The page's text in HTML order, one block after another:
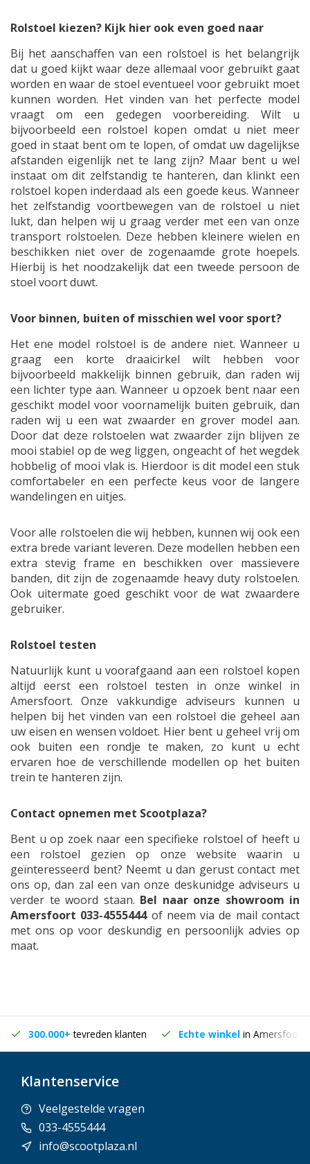
Rolstoel kiezen? Kijk hier ook even goed naar
Bij het aanschaffen van een rolstoel is het belangrijk
dat u goed kijkt waar deze allemaal voor gebruikt gaat
worden en waar de stoel eventueel voor gebruikt moet
kunnen worden. Het vinden van het perfecte model
vraagt om een gedegen voorbereiding. Wilt u
bijvoorbeeld een rolstoel kopen omdat u niet meer
goed in staat bent om te lopen, of omdat uw dagelijkse
afstanden eigenlijk net te lang zijn? Maar bent u wel
instaat om dit zelfstandig te hanteren, dan klinkt een
rolstoel kopen inderdaad als een goede keus. Wanneer
het zelfstandig voortbewegen van de rolstoel u niet
lukt, dan helpen wij u graag verder met een van onze
transport rolstoelen. Deze hebben kleinere wielen en
beschikken niet over de zogenaamde grote hoepels.
Hierbij is het noodzakelijk dat een tweede persoon de
stoel voort duwt.
Voor binnen, buiten of misschien wel voor sport?
Het ene model rolstoel is de andere niet. Wanneer u
graag een korte draaicirkel wilt hebben voor
bijvoorbeeld makkelijk binnen gebruik, dan raden wij
een lichter type aan. Wanneer u opzoek bent naar een
geschikt model voor voornamelijk buiten gebruik, dan
raden wij u een wat zwaarder en grover model aan.
Door dat deze rolstoelen wat zwaarder zijn blijven ze
mooi stabiel op de weg liggen, ongeacht of het wegdek
hobbelig of mooi vlak is. Hierdoor is dit model een stuk
comfortabeler en een perfecte keus voor de langere
wandelingen en uitjes.
Voor alle rolstoelen die wij hebben, kunnen wij ook een
extra brede variant leveren. Deze modellen hebben een
extra stevig frame en beschikken over massievere
banden, dit zijn de zogenaamde heavy duty rolstoelen.
Ook uitermate goed geschikt voor de wat zwaardere
gebruiker.
Rolstoel testen
Natuurlijk kunt u voorafgaand aan een rolstoel kopen
altijd eerst een rolstoel testen in onze winkel in
Amersfoort. Onze vakkundige adviseurs kunnen u
helpen bij het vinden van een rolstoel die geheel aan
uw eisen en wensen voldoet. Hier bent u geheel vrij om
ook buiten een rondje te maken, zo kunt u echt
ervaren hoe de verschillende modellen op het buiten
trein te hanteren zijn.
Contact opnemen met Scootplaza?
Bent u op zoek naar een specifieke rolstoel of heeft u
een rolstoel gezien op onze website waarin u
geïnteresseerd bent? Neemt u dan gerust contact met
ons op, dan zal een van onze deskunidge adviseurs u
verder te woord staan. Bel naar onze showroom in
Amersfoort 033-4555444of neem via de mail contact
met ons op voor deskundig en persoonlijk advies op
maat.
300.000+tevreden klanten Echte winkel in Amersfoort
Klantenservice
Veelgestelde vragen
033-4555444
info@scootplaza.nl